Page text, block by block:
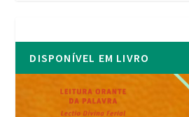
DISPONÍVEL EM LIVRO